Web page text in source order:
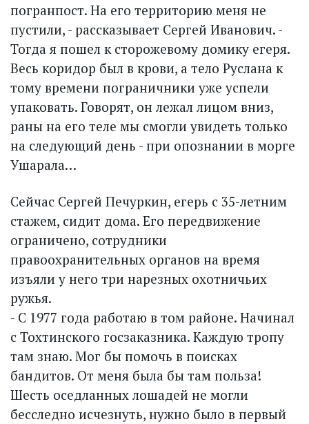
погранпост. На его территорию меня не
пустили, - рассказывает Сергей Иванович. -
Тогда я пошел к сторожевому домику егеря.
Весь коридор был в крови, а тело Руслана к
тому времени пограничники уже успели
упаковать. Говорят, он лежал лицом вниз,
раны на его теле мы смогли увидеть только
на следующий день - при опознании в морге
Ушарала…
Сейчас Сергей Печуркин, егерь с 35-летним
стажем, сидит дома. Его передвижение
ограничено, сотрудники
правоохранительных органов на время
изъяли у него три нарезных охотничьих
ружья.
- С 1977 года работаю в том районе. Начинал
с Тохтинского госзаказника. Каждую тропу
там знаю. Мог бы помочь в поисках
бандитов. От меня была бы там польза!
Шесть оседланных лошадей не могли
бесследно исчезнуть, нужно было в первый